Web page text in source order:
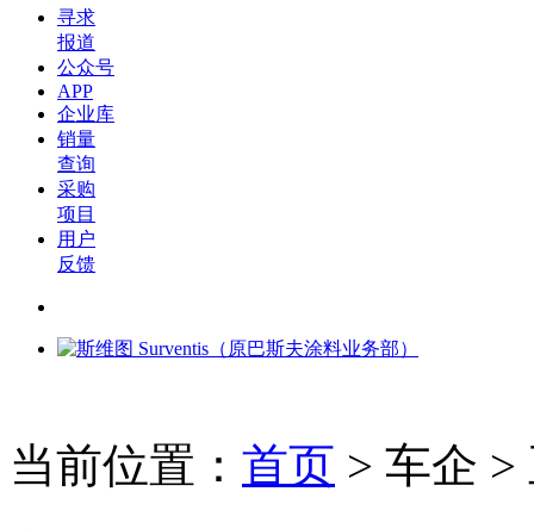
寻求
报道
公众号
APP
企业库
销量
查询
采购
项目
用户
反馈
当前位置： 首页 > 车企 >